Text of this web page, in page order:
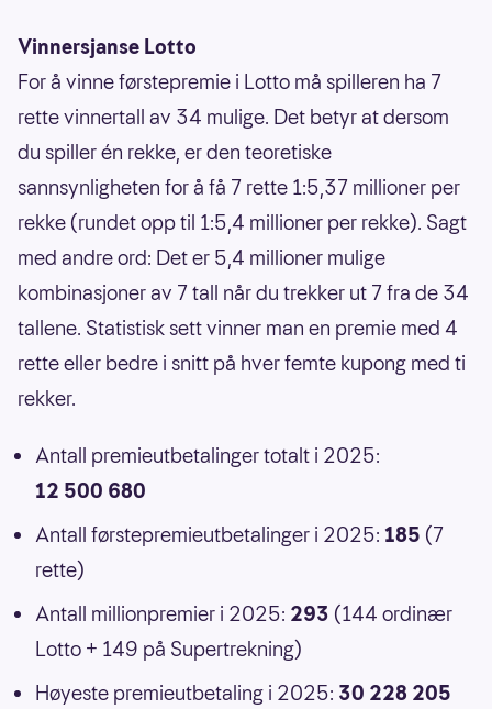
Vinnersjanse Lotto
For å vinne førstepremie i Lotto må spilleren ha 7
rette vinnertall av 34 mulige. Det betyr at dersom
du spiller én rekke, er den teoretiske
sannsynligheten for å få 7 rette 1:5,37 millioner per
rekke (rundet opp til 1:5,4 millioner per rekke). Sagt
med andre ord: Det er 5,4 millioner mulige
kombinasjoner av 7 tall når du trekker ut 7 fra de 34
tallene. Statistisk sett vinner man en premie med 4
rette eller bedre i snitt på hver femte kupong med ti
rekker.
Antall premieutbetalinger totalt i 2025:
12 500 680
Antall førstepremieutbetalinger i 2025: 185 (7
rette)
Antall millionpremier i 2025: 293 (144 ordinær
Lotto + 149 på Supertrekning)
Høyeste premieutbetaling i 2025: 30 228 205